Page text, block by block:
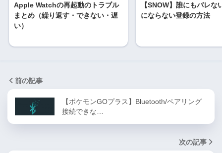
Apple Watchの再起動のトラブル
まとめ（繰り返す・できない・遅
い）
【SNOW】誰にもバレな
にならない登録の方法
前の記事
【ポケモンGOプラス】Bluetooth/ペアリング
接続できな…
次の記事